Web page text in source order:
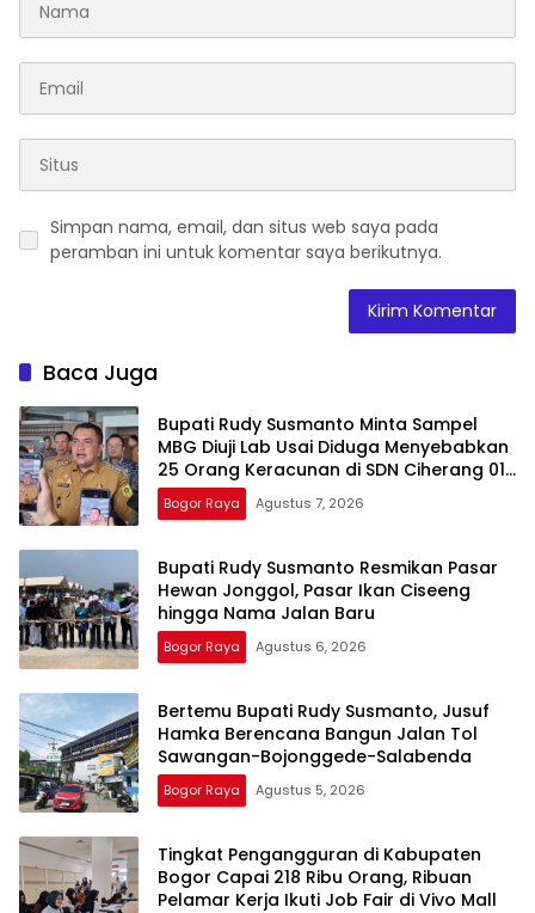
Simpan nama, email, dan situs web saya pada
peramban ini untuk komentar saya berikutnya.
Baca Juga
Bupati Rudy Susmanto Minta Sampel
MBG Diuji Lab Usai Diduga Menyebabkan
25 Orang Keracunan di SDN Ciherang 01
Dramaga
Bogor Raya Agustus 7, 2026
Bupati Rudy Susmanto Resmikan Pasar
Hewan Jonggol, Pasar Ikan Ciseeng
hingga Nama Jalan Baru
Bogor Raya Agustus 6, 2026
Bertemu Bupati Rudy Susmanto, Jusuf
Hamka Berencana Bangun Jalan Tol
Sawangan-Bojonggede-Salabenda
Bogor Raya Agustus 5, 2026
Tingkat Pengangguran di Kabupaten
Bogor Capai 218 Ribu Orang, Ribuan
Pelamar Kerja Ikuti Job Fair di Vivo Mall